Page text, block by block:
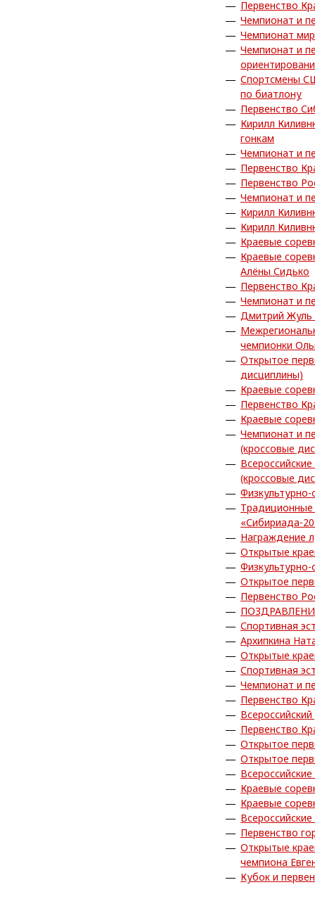
Первенство
Чемпионат и
Чемпионат
Чемпионат и
Спортсмены
по биатлону
Первенство
Кирилл
гонкам
Чемпионат и
Первенство
Первенство
Чемпионат и
Кирилл
Кирилл
Краевые
Краевые
Алёны Сидько
Первенство
Чемпионат и
Дмитрий Жуль
чемпионки
Открытое
дисциплины)
Краевые
Первенство
Краевые
Чемпионат и
(кроссовые
(кроссовые
«Сибириада-
Награждение
Открытые
Открытое
Первенство
Спортивная
Архипкина
Открытые
Спортивная
Чемпионат и
Первенство
Первенство
Открытое
Открытое
Краевые
Краевые
Первенство
Открытые
чемпиона
Кубок и